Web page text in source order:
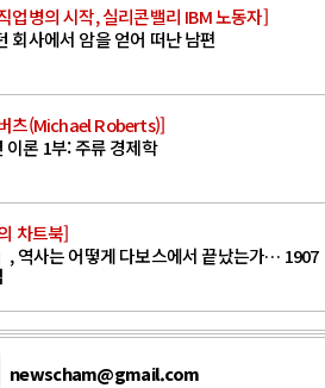
업병의 시작, 실리콘밸리 IBM 노동자]
회사에서 암을 얻어 떠난 남편
츠(Michael Roberts)]
이론 1부: 주류 경제학
차트북]
, 역사는 어떻게 다보스에서 끝났는가… 1907
newscham@gmail.com